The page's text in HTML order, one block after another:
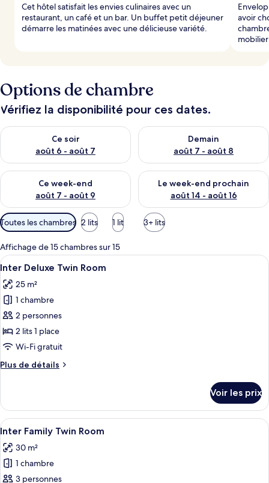
Cet hôtel satisfait les envies culinaires avec un
restaurant, un café et un bar. Un buffet petit déjeuner
démarre les matinées avec une délicieuse variété.
avoir
Options de chambre
Vérifiez la disponibilité pour ces dates.
Ce soir
août 6 - août 7
Vérifier la disponibilité pour ce soir août 6 - août 7
Demain
août 7 - août 8
Vérifier la disponibilité pour
Ce week-end
août 7 - août 9
Vérifier la disponibilité pour ce week-end août 7 - août 9
Le week-end prochain
août 14 - août 16
Vérifier la disponibilité pour
Filtres
disponibles
pour
les
chambres
Toutes les chambres 2 lits 1 lit 3+ lits
Affichage de 15 chambres sur 15
Afficher
toutes
les
photos
pour
ce
type
chambre :
Twin
Room
Une chambre d’hôtel avec deux lits,
9
Inter Deluxe Twin Room
25 m²
1 chambre
2 personnes
2 lits 1 place
Wi-Fi gratuit
Plus de détails
Plus
le
type
de
Inter
Deluxe
Voir les prix
Afficher
toutes
les
photos
pour
Une chambre d’hôtel avec deux
9
Inter Family Twin Room
30 m²
1 chambre
3 personnes